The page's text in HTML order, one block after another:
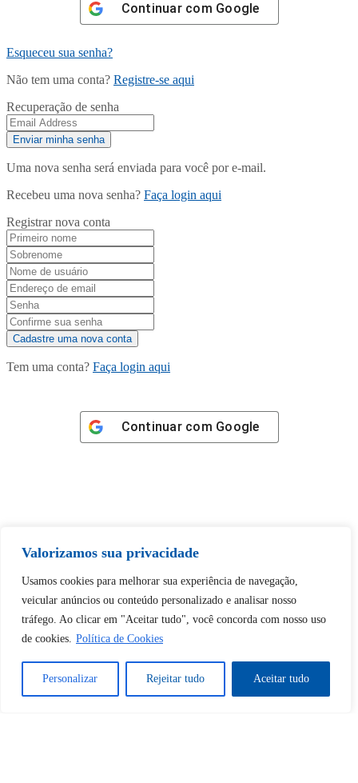
Valorizamos sua privacidade
Usamos cookies para melhorar sua experiência de navegação,
veicular anúncios ou conteúdo personalizado e analisar nosso
tráfego. Ao clicar em "Aceitar tudo", você concorda com nosso uso
de cookies. Política de Cookies
Personalizar Rejeitar tudo Aceitar tudo
Continuar com Google
Esqueceu sua senha?
Não tem uma conta? Registre-se aqui
Recuperação de senha
Uma nova senha será enviada para você por e-mail.
Recebeu uma nova senha? Faça login aqui
Registrar nova conta
Tem uma conta? Faça login aqui
Continuar com Google
desbloquear esta publicação?
Desbloquear esquerda : 0